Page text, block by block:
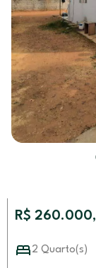
R$
2 Quarto(s)